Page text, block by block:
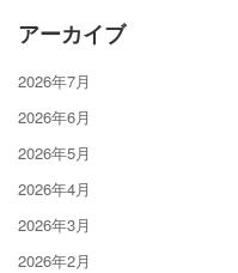
アーカイブ
2026年7月
2026年6月
2026年5月
2026年4月
2026年3月
2026年2月